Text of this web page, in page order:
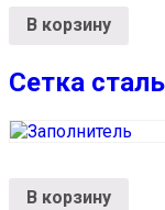
В корзину
Сетка
В корзину